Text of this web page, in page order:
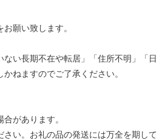
願い致します。
い長期不在や転居」「住所不明」「日
ねますのでご了承ください。
があります。
い。お礼の品の発送には万全を期して